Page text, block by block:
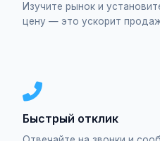
Изучите рынок и
цену — это ускорит
Быстрый отклик